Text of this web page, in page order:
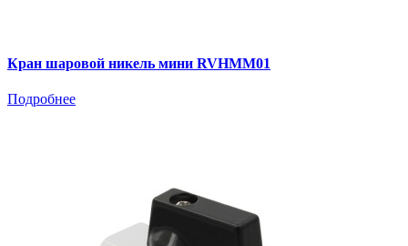
Кран шаровой никель мини RVHMM01
Подробнее